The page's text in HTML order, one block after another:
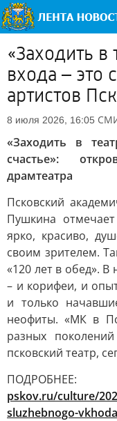
«Заходить в
входа – это
артистов
8 июля 2026, 16:05
«Заходить в
счастье»:
драмтеатра
Псковский
Пушкина
ярко, красиво,
своим зрителем.
«120 лет в обед». В
– и корифеи, и
и только
неофиты. «МК в
разных
псковский театр,
pskov.ru/culture/
sluzhebnogo-